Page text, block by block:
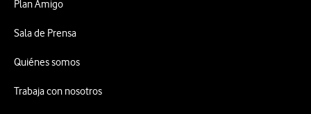
Plan Amigo
Sala de Prensa
Quiénes somos
Trabaja con nosotros